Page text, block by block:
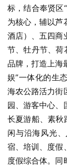
标，结合奉贤区
为核心，辅以芦
酒店）、五四商
节、牡丹节、荷
品牌，打造上海
娱”一体化的生
海农公路活力街
园、游客中心、
长夏游船、素秋
闲与沿海风光
宿、培训、度假
度假综合体。同